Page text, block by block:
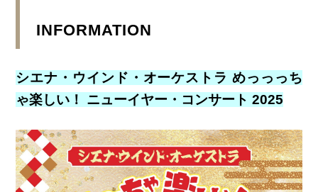
INFORMATION
シエナ・ウインド・オーケストラ めっっっち
ゃ楽しい！ ニューイヤー・コンサート 2025